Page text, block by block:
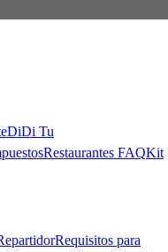
DiDi Tu
Restaurantes FAQKit
Requisitos para